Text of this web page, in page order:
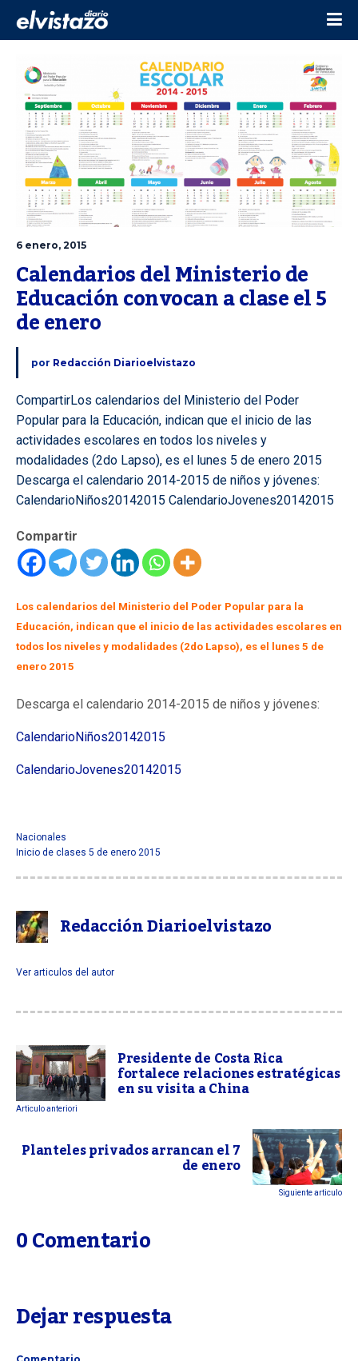
6 enero, 2015
Calendarios del Ministerio de
Educación convocan a clase el 5
de enero
por Redacción Diarioelvistazo
CompartirLos calendarios del Ministerio del Poder
Popular para la Educación, indican que el inicio de las
actividades escolares en todos los niveles y
modalidades (2do Lapso), es el lunes 5 de enero 2015
Descarga el calendario 2014-2015 de niños y jóvenes:
CalendarioNiños20142015 CalendarioJovenes20142015
Compartir
Los calendarios del Ministerio del Poder Popular para la
Educación, indican que el inicio de las actividades escolares en
todos los niveles y modalidades (2do Lapso), es el lunes 5 de
enero 2015
Descarga el calendario 2014-2015 de niños y jóvenes:
CalendarioNiños20142015
CalendarioJovenes20142015
Nacionales
Inicio de clases 5 de enero 2015
Redacción Diarioelvistazo
Ver articulos del autor
Presidente de Costa Rica
fortalece relaciones estratégicas
en su visita a China
Articulo anteriori
Planteles privados arrancan el 7
de enero
Siguiente articulo
0 Comentario
Dejar respuesta